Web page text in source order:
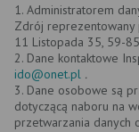
1. Administratorem
Zdrój reprezentowany
11 Listopada 35, 59-
2. Dane kontaktowe
ido@onet.pl .
3. Dane osobowe są
dotyczącą naboru na
przetwarzania danych